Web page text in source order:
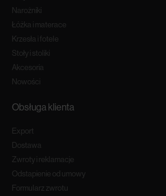
Narożniki
Łóżka i materace
Krzesła i fotele
Stoły i stoliki
Akcesoria
Nowości
Obsługa klienta
Export
Dostawa
Zwroty i reklamacje
Odstapienie od umowy
Formularz zwrotu